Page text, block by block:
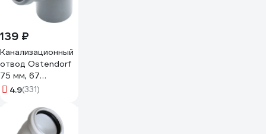
139 ₽
Канализационный
отвод Ostendorf
75 мм, 67
градусов 113130
4.9(331)